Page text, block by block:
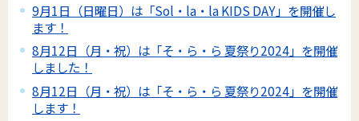
9月1日（日曜日）は「Sol・la・la KIDS DAY」を開催し
ます！
8月12日（月・祝）は「そ・ら・ら 夏祭り2024」を開催
しました！
8月12日（月・祝）は「そ・ら・ら 夏祭り2024」を開催
します！